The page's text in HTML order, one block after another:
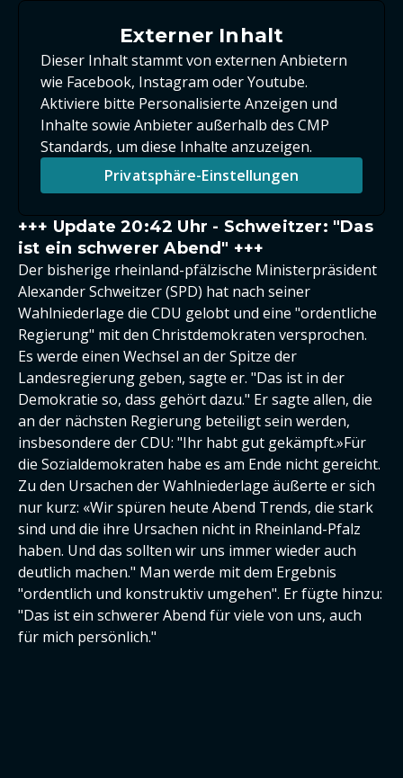
Externer Inhalt
Dieser Inhalt stammt von externen Anbietern
wie Facebook, Instagram oder Youtube.
Aktiviere bitte Personalisierte Anzeigen und
Inhalte sowie Anbieter außerhalb des CMP
Standards, um diese Inhalte anzuzeigen.
Privatsphäre-Einstellungen
+++ Update 20:42 Uhr - Schweitzer: "Das
ist ein schwerer Abend" +++
Der bisherige rheinland-pfälzische Ministerpräsident
Alexander Schweitzer (SPD) hat nach seiner
Wahlniederlage die CDU gelobt und eine "ordentliche
Regierung" mit den Christdemokraten versprochen.
Es werde einen Wechsel an der Spitze der
Landesregierung geben, sagte er. "Das ist in der
Demokratie so, dass gehört dazu." Er sagte allen, die
an der nächsten Regierung beteiligt sein werden,
insbesondere der CDU: "Ihr habt gut gekämpft.»Für
die Sozialdemokraten habe es am Ende nicht gereicht.
Zu den Ursachen der Wahlniederlage äußerte er sich
nur kurz: «Wir spüren heute Abend Trends, die stark
sind und die ihre Ursachen nicht in Rheinland-Pfalz
haben. Und das sollten wir uns immer wieder auch
deutlich machen." Man werde mit dem Ergebnis
"ordentlich und konstruktiv umgehen". Er fügte hinzu:
"Das ist ein schwerer Abend für viele von uns, auch
für mich persönlich."